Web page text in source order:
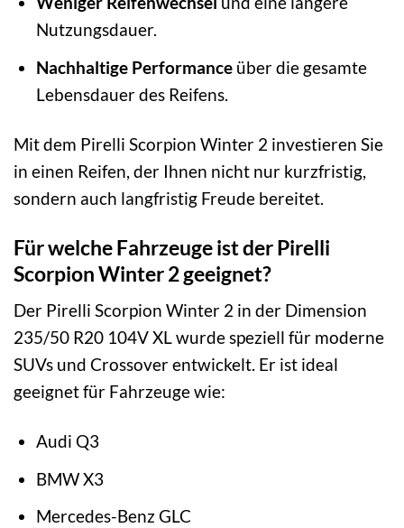
Nutzungsdauer.
Nachhaltige Performanceüber die gesamte
Lebensdauer des Reifens.
Mit dem Pirelli Scorpion Winter 2 investieren Sie
in einen Reifen, der Ihnen nicht nur kurzfristig,
sondern auch langfristig Freude bereitet.
Für welche Fahrzeuge ist der Pirelli
Scorpion Winter 2 geeignet?
Der Pirelli Scorpion Winter 2 in der Dimension
235/50 R20 104V XL wurde speziell für moderne
SUVs und Crossover entwickelt. Er ist ideal
geeignet für Fahrzeuge wie:
Audi Q3
BMW X3
Mercedes-Benz GLC